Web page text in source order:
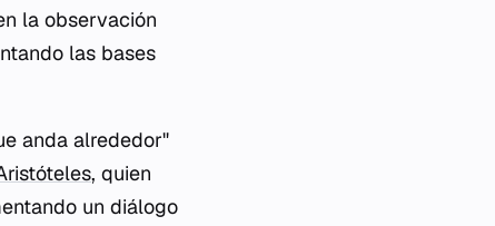
la observación
las bases
anda alrededor"
, quien
un diálogo